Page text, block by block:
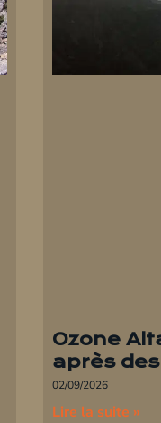
Ozone
après
02/09/2026
Lire la suite »